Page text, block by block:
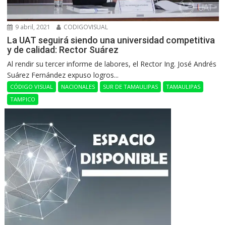
9 abril, 2021 CODIGOVISUAL
La UAT seguirá siendo una universidad competitiva
y de calidad: Rector Suárez
Al rendir su tercer informe de labores, el Rector Ing. José Andrés
Suárez Fernández expuso logros...
CÓDIGO VISUAL NACIONALES SUR DE TAMAULIPAS
TAMAULIPAS
TAMPICO